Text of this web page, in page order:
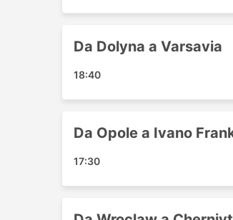
Stryi
Truskavets
Essen
Pidvolochysk
Radom
Da Dolyna a Varsavia
18:40
Da Opole a Ivano
17:30